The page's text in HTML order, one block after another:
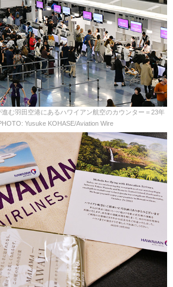
む羽田空港にあるハワイアン航空のカウンター＝23年
Yusuke KOHASE/Aviation Wire